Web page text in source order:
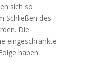
sich so
Schließen des
Die
eingeschränkte
haben.